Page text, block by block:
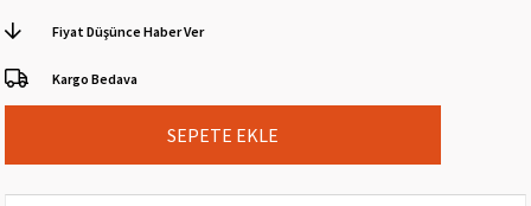
Fiyat Düşünce Haber Ver
Kargo Bedava